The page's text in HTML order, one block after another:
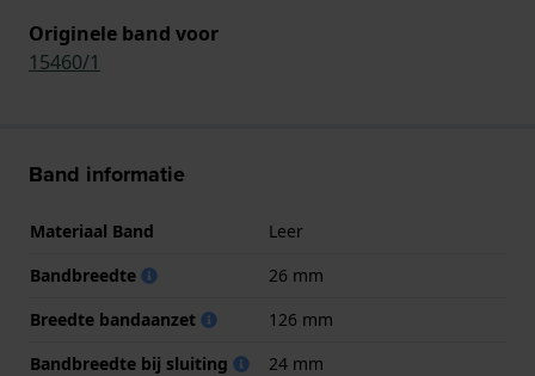
Originele band voor
15460/1
Band informatie
Materiaal Band
Leer
Bandbreedte
26 mm
Breedte bandaanzet
126 mm
Bandbreedte bij sluiting
24 mm